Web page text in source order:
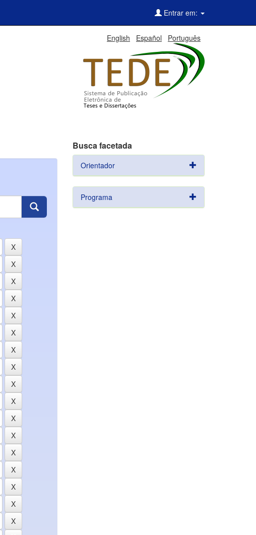
Entrar em:
English Español Português
Busca facetada
Orientador
Programa